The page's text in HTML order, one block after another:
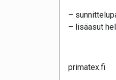
–
– lisäasut
primatex.fi